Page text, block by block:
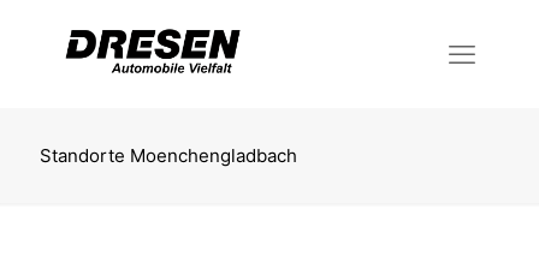
Standorte Moenchengladbach